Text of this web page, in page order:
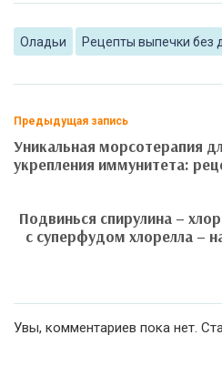
Оладьи Рецепты выпечки без
Предыдущая запись
Уникальная морсотерапия
укрепления иммунитета:
Подвинься спирулина –
с суперфудом хлорелла –
Увы, комментариев пока нет.